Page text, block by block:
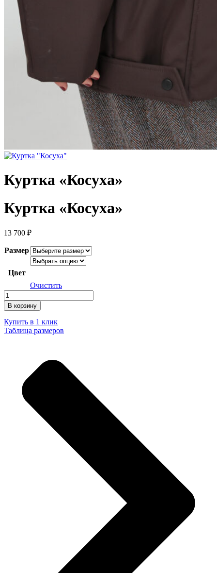
Куртка «Косуха»
Куртка «Косуха»
13 700 ₽
Размер
Цвет
Очистить
Количество
товара
Куртка
"Косуха"
В корзину
Купить в 1 клик
Таблица размеров